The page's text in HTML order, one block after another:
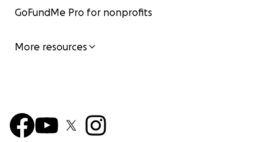
GoFundMe Pro for nonprofits
More resources